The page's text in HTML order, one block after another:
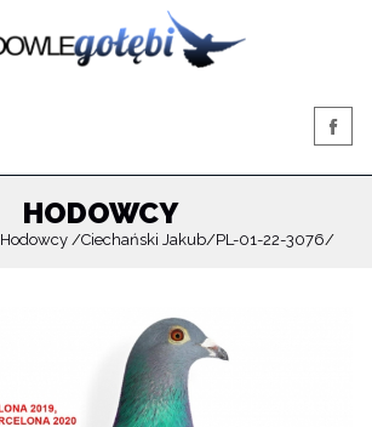
HODOWCY
Hodowcy Ciechański Jakub PL-01-22-3076